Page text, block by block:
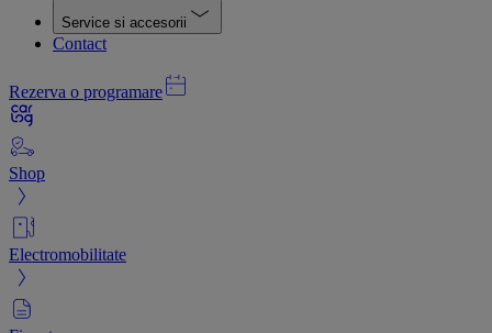
Service si accesorii
Contact
Rezerva o programare
Shop
Electromobilitate